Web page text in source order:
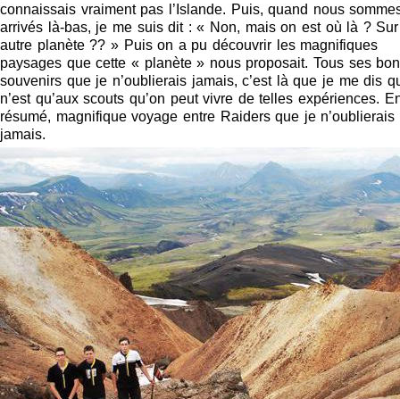
connaissais vraiment pas l’Islande. Puis, quand nous
arrivés là-bas, je me suis dit : « Non, mais on est où là ?
autre planète ?? » Puis on a pu découvrir les magnifiques
paysages que cette « planète » nous proposait. Tous ses
souvenirs que je n’oublierais jamais, c’est là que je me dis
n’est qu’aux scouts qu’on peut vivre de telles expériences.
résumé, magnifique voyage entre Raiders que je n’oublierais
jamais.